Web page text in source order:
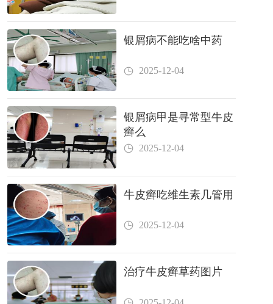
银屑病不能吃啥中药
2025-12-04
银屑病甲是寻常型牛皮
癣么
2025-12-04
牛皮癣吃维生素几管用
2025-12-04
治疗牛皮癣草药图片